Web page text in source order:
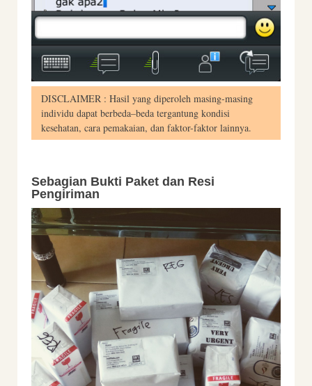
DISCLAIMER : Hasil yang diperoleh masing-masing
individu dapat berbeda–beda tergantung kondisi
kesehatan, cara pemakaian, dan faktor-faktor lainnya.
Sebagian Bukti Paket dan Resi
Pengiriman